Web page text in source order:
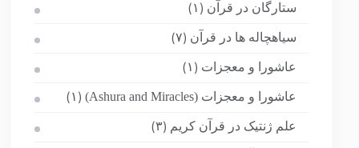
ستارگان در قرآن (۱)
سیاهچاله ها در قرآن (۷)
عاشورا و معجزات (۱)
عاشورا و معجزات (Ashura and Miracles) (۱)
علم ژنتیک در قرآن کریم (۳)